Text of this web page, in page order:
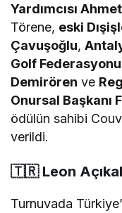
Yardımcısı
Törene, eski
Çavuşoğlu,
Golf Federasyonu
Demirören ve
Onursal Başkanı
ödülün sahibi
verildi.
🇹🇷 Leon
Turnuvada